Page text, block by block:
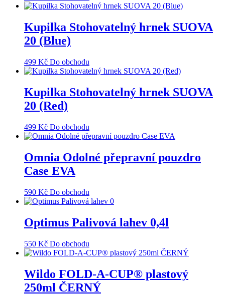
Kupilka Stohovatelný hrnek SUOVA
20 (Blue)
499 Kč Do obchodu
Kupilka Stohovatelný hrnek SUOVA
20 (Red)
499 Kč Do obchodu
Omnia Odolné přepravní pouzdro
Case EVA
590 Kč Do obchodu
Optimus Palivová lahev 0,4l
550 Kč Do obchodu
Wildo FOLD-A-CUP® plastový
250ml ČERNÝ